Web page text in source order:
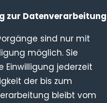
zur Datenverarbeitung
sind nur mit
möglich. Sie
Einwilligung jederzeit
der bis zum
bleibt vom